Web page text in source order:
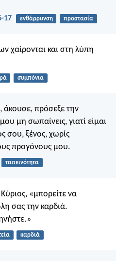
17 ενθάρρυνση
προστασία
χαίρονται και στη λύπη
συμπόνια
άκουσε, πρόσεξε την
μη σωπαίνεις, γιατί είμαι
σου, ξένος, χωρίς
προγόνους μου.
ταπεινότητα
«μπορείτε να
σας την καρδιά.
καρδιά